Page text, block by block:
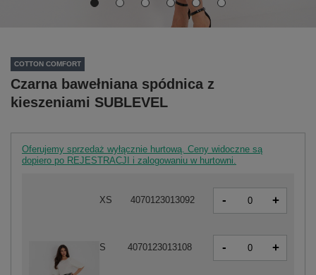
COTTON COMFORT
Czarna bawełniana spódnica z
kieszeniami SUBLEVEL
Oferujemy sprzedaż wyłącznie hurtową. Ceny widoczne są
dopiero po REJESTRACJI i zalogowaniu w hurtowni.
XS 4070123013092 - +
S 4070123013108 - +